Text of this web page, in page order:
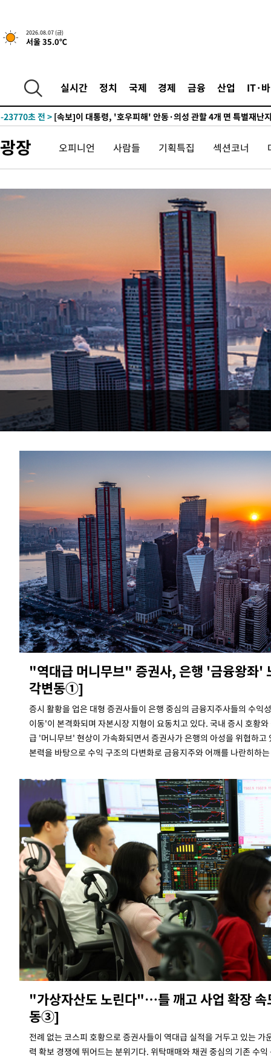
2026.08.07 (금)
서울 35.0℃
실시간 정치 국제 경제 금융 산업 IT·
-32238초 전 >
이란, "오만과 '중앙 단일 루트' 합의…북쪽 인바운드·남쪽 아
운드는 임시"
-23806초 전 >
-23770초 전 > [속보]이 대통령, '호우피해' 안동·의성 관할 4개 면 특별재난
갈 수도
-21704초 전 >
낮 최고 37도 찜통더위…곳곳 소나기·강원 많은 비[내일날씨]
-20010초 전 >SK하이닉스, 용인·청주 팹에 54조 투자…"AI 메모리 수요 선
-16119초 전 >
외국인 심판 성 접대 7경기 들여다보니…한국 축구 '5승 2무'
[속보]코스닥, 2.86포인트(0.36%) 내린 798.81마감
[속보]코스피, 6200선 약보합…0.60% 내린 6258.77에 마쳐
-15786초 전 >
[속보]원·달러 환율, 7.7원 내린 1416.1원 마감
-15675초 전 >[속보] 노원서 40.1도 관측…서울, 2018년 이후 첫 40도
-12765초 전 >
[속보]종합특검, '계엄 수용공간 확보' 신용해 前교정본부장
-11638초 전 >외신들도 주목한 韓축구 파문…"국민적 공분에 수사 재개"
-11609초 전 > 11시간 압수수색에 성접대 파문까지…'쑥대밭' 된 축구협회
-10631초 전 >[속보]규제합리화위원회 부위원장에 김태유 서울대 공대 교
병태 후임
-6989초 전 >[속보]국힘 윤리위, '돌려차기 발언' 진종오·서범수 징계 절차
-2314초 전 >[속보] 7월 중국 수출 23.9%↑ 수입 27.5%↑…무역총액
8분 전 >[속보]'채상병 순직 책임' 임성근, 항소심도 징역 3년
[속보]종합특검, '관저이전 봐주기 감사' 유병호 구속기소
-32238초 전 >이란, "오만과 '중앙 단일 루트' 합의…북쪽 인바운드·남쪽 아
[속보]이 대통령, '호우피해' 안동·의성 관할 4개 면 특별재난
-23733초 전 >
[단독]중수청 지원 검사들, 정원 초과 시 낮은 계급 임용…희망
낮 최고 37도 찜통더위…곳곳 소나기·강원 많은 비[내일날씨]
-20010초 전 >
SK하이닉스, 용인·청주 팹에 54조 투자…"AI 메모리 수요 선
-16866초 전 >여자배구 이재영·이다영 자매, 아제르바이잔 투란VC 입단
-16119초 전 >외국인 심판 성 접대 7경기 들여다보니…한국 축구 '5승 2무'
-15853초 전 >[속보]코스닥, 2.86포인트(0.36%) 내린 798.81마감
-15806초 전 >[속보]코스피, 6200선 약보합…0.60% 내린 6258.77에 마쳐
-15786초 전 >[속보]원·달러 환율, 7.7원 내린 1416.1원 마감
-15675초 전 >[속보] 노원서 40.1도 관측…서울, 2018년 이후 첫 40도
-12765초 전 >[속보]종합특검, '계엄 수용공간 확보' 신용해 前교정본부장 기
-11638초 전 >외신들도 주목한 韓축구 파문…"국민적 공분에 수사 재개"
-10631초 전 >[속보]규제합리화위원회 부위원장에 김태유 서울대 공대 교
병태 후임
-6989초 전 >[속보]국힘 윤리위, '돌려차기 발언' 진종오·서범수 징계 절차
-2314초 전 >[속보] 7월 중국 수출 23.9%↑ 수입 27.5%↑…무역총액
[속보]'채상병 순직 책임' 임성근, 항소심도 징역 3년
11분 전 >[속보]종합특검, '관저이전 봐주기 감사' 유병호 구속기소
광장 오피니언 사람들 기획특집 섹션코너
"역대급 머니무브" 증권사, 은행 '금융왕좌'
각변동①]
증시 활황을 업은 대형 증권사들이 은행 중심의 금융지주사들의 수익
이동'이 본격화되며 자본시장 지형이 요동치고 있다. 국내 증시 호황
급 '머니무브' 현상이 가속화되면서 증권사가 은행의 아성을 위협하고
본력을 바탕으로 수익 구조의 다변화로 금융지주와 어깨를 나란히하
"가상자산도 노린다"…틀 깨고 사업 확장
동③]
전례 없는 코스피 호황으로 증권사들이 역대급 실적을 거두고 있는 가
력 확보 경쟁에 뛰어드는 분위기다. 위탁매매와 채권 중심의 기존 수